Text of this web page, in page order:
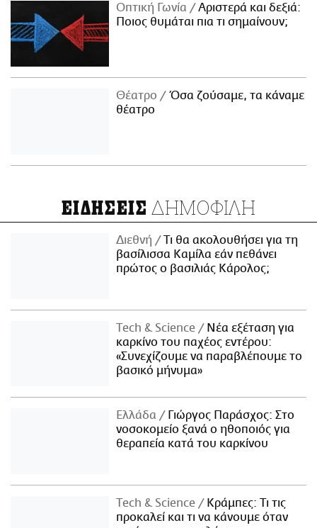
Οπτική Γωνία
Αριστερά και δεξιά:
Ποιος θυμάται πια τι σημαίνουν;
Θέατρο
Όσα ζούσαμε, τα κάναμε
θέατρο
ΕΙΔΗΣΕΙΣ ΔΗΜΟΦΙΛΗ
Διεθνή
Τι θα ακολουθήσει για τη
βασίλισσα Καμίλα εάν πεθάνει
πρώτος ο βασιλιάς Κάρολος;
Τech & Science
Νέα εξέταση για
καρκίνο του παχέος εντέρου:
«Συνεχίζουμε να παραβλέπουμε το
βασικό μήνυμα»
Ελλάδα
Γιώργος Παράσχος: Στο
νοσοκομείο ξανά ο ηθοποιός για
θεραπεία κατά του καρκίνου
Τech & Science
Κράμπες: Τι τις
προκαλεί και τι να κάνουμε όταν